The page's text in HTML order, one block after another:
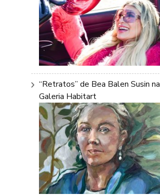
“Retratos” de Bea Balen Susin na
Galeria Habitart